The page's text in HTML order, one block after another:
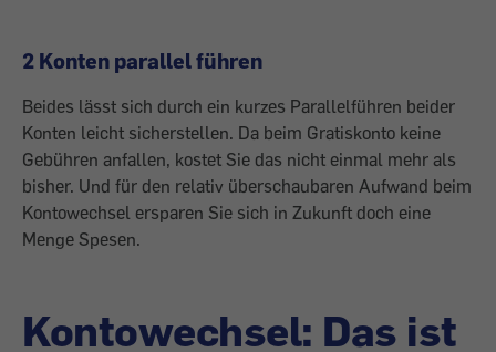
2 Konten parallel führen
Beides lässt sich durch ein kurzes Parallelführen beider
Konten leicht sicherstellen. Da beim Gratiskonto keine
Gebühren anfallen, kostet Sie das nicht einmal mehr als
bisher. Und für den relativ überschaubaren Aufwand beim
Kontowechsel ersparen Sie sich in Zukunft doch eine
Menge Spesen.
Kontowechsel: Das ist